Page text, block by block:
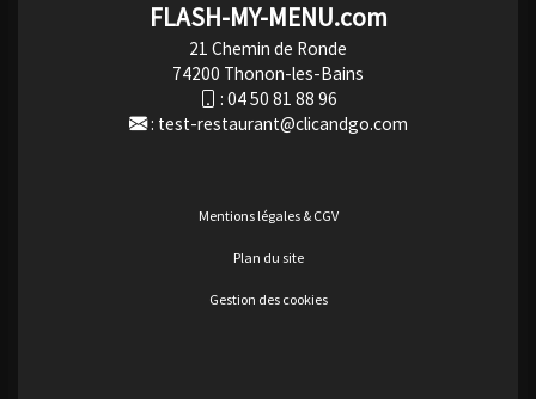
FLASH-MY-MENU.com
21 Chemin de Ronde
74200 Thonon-les-Bains
: 04 50 81 88 96
: test-restaurant@clicandgo.com
Mentions légales & CGV
Plan du site
Gestion des cookies